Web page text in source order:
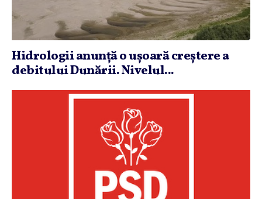
Hidrologii anunţă o uşoară creştere a
debitului Dunării. Nivelul...